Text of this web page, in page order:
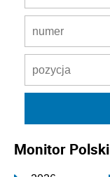
Monitor Polski